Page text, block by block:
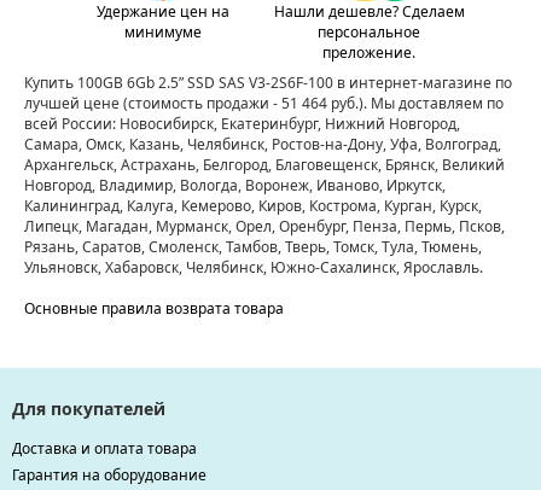
Удержание цен на
минимуме
Нашли дешевле? Сделаем
персональное
преложение.
Купить 100GB 6Gb 2.5” SSD SAS V3-2S6F-100 в интернет-магазине по
лучшей цене(стоимость продажи - 51 464 руб.). Мы доставляем по
всей России: Новосибирск, Екатеринбург, Нижний Новгород,
Самара, Омск, Казань, Челябинск, Ростов-на-Дону, Уфа, Волгоград,
Архангельск, Астрахань, Белгород, Благовещенск, Брянск, Великий
Новгород, Владимир, Вологда, Воронеж, Иваново, Иркутск,
Калининград, Калуга, Кемерово, Киров, Кострома, Курган, Курск,
Липецк, Магадан, Мурманск, Орел, Оренбург, Пенза, Пермь, Псков,
Рязань, Саратов, Смоленск, Тамбов, Тверь, Томск, Тула, Тюмень,
Ульяновск, Хабаровск, Челябинск, Южно-Сахалинск, Ярославль.
Основные правила возврата товара
Для покупателей
Доставка и оплата товара
Гарантия на оборудование